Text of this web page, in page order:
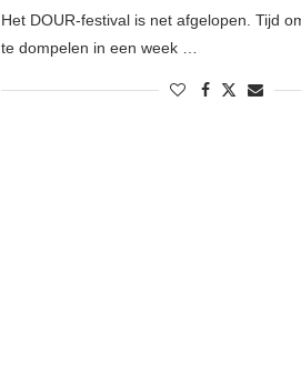
Het DOUR-festival is net afgelopen. Tijd
te dompelen in een week …